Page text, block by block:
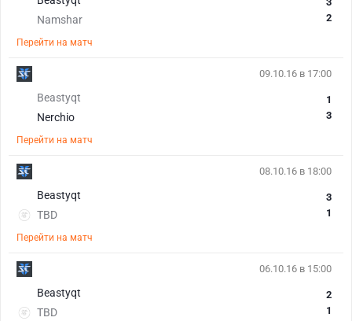
Namshar
2
Перейти на матч
09.10.16 в 17:00
Beastyqt
Nerchio
1
3
Перейти на матч
08.10.16 в 18:00
Beastyqt
TBD
3
1
Перейти на матч
06.10.16 в 15:00
Beastyqt
TBD
2
1